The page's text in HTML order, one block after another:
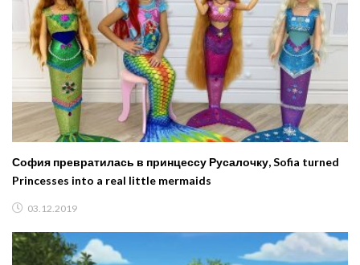
София превратилась в принцессу Русалочку, Sofia turned
Princesses into a real little mermaids
03.12.2019